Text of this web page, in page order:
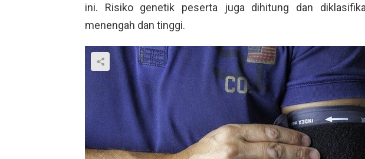
ini. Risiko genetik peserta juga dihitung dan
menengah dan tinggi.